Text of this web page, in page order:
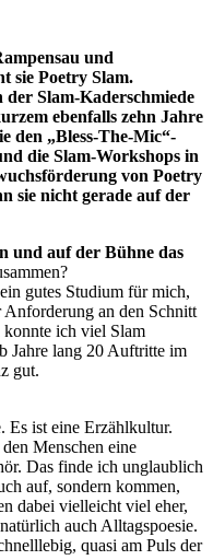
und
sie Poetry Slam.
Slam-Kaderschmiede
ebenfalls zehn Jahre
den „Bless-The-Mic“-
die Slam-Workshops in
von Poetry
sie nicht gerade auf der
und auf der Bühne das
gutes Studium für mich,
an den Schnitt
konnte ich viel Slam
Jahre lang 20 Auftritte im
gut.
Es ist eine Erzählkultur.
Menschen eine
Das finde ich unglaublich
auf, sondern kommen,
dabei vielleicht viel eher,
auch Alltagspoesie.
quasi am Puls der